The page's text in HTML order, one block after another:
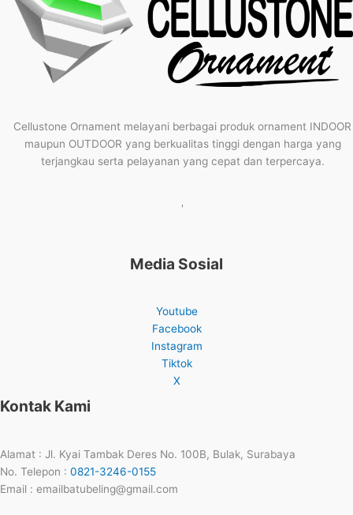
Cellustone Ornament melayani berbagai produk ornament INDOOR
maupun OUTDOOR yang berkualitas tinggi dengan harga yang
terjangkau serta pelayanan yang cepat dan terpercaya.
'
Media Sosial
Youtube
Facebook
Instagram
Tiktok
X
Kontak Kami
Alamat : Jl. Kyai Tambak Deres No. 100B, Bulak, Surabaya
No. Telepon : 0821-3246-0155
Email : emailbatubeling@gmail.com